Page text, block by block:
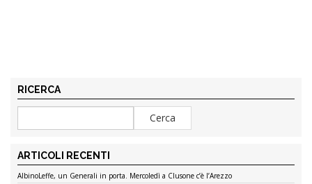
RICERCA
ARTICOLI RECENTI
AlbinoLeffe, un Generali in porta. Mercoledì a Clusone c’è l’Arezzo